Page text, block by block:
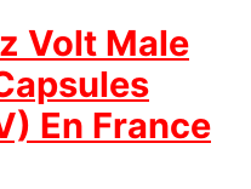
Volt Male
En France